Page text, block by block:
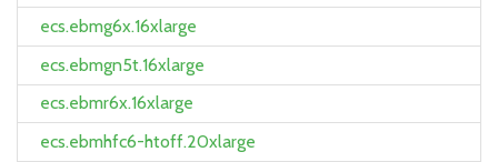
ecs.ebmg6x.16xlarge
ecs.ebmgn5t.16xlarge
ecs.ebmr6x.16xlarge
ecs.ebmhfc6-htoff.20xlarge